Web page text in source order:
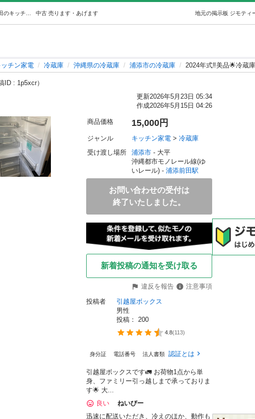
中古 売ります・あげます 地元の掲示板 ジモティ
ッチン家電 冷蔵庫 沖縄県の冷蔵庫 浦添市の冷蔵庫 2024年式‼️美品🌟冷蔵
ID : 1p5xcr）
更新2026年5月23日 05:34
作成2026年5月15日 04:26
商品価格 15,000円
ジャンル キッチン家電 > 冷蔵庫
受け渡し場所
浦添市 - 大平
沖縄都市モノレール線(ゆ
いレール) - 浦添前田駅
お問い合わせの受付は
終了いたしました。
新着投稿の通知を受け取る
違反を報告
注意事項
投稿者
引越屋ボックス
男性
投稿： 200
4.8(113)
身分証 電話番号 法人書類 認証とは
引越屋ボックスです🚛 お荷物1点から単
身、ファミリー引っ越しまで承っておりま
す🌟 大...
良い
ねいびー
迅速に配送いただき、冷えのほか、動作も